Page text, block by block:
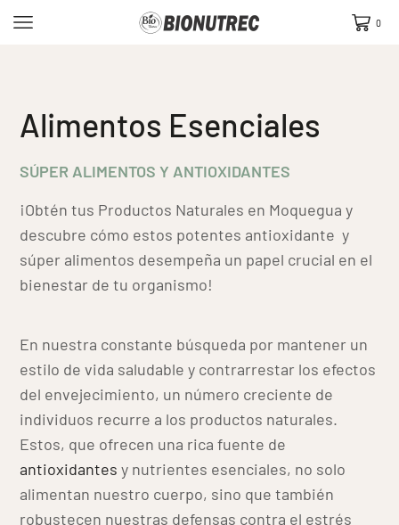
0
Alimentos Esenciales
SÚPER ALIMENTOS Y ANTIOXIDANTES
¡Obtén tus Productos Naturales en Moquegua y
descubre cómo estos potentes antioxidante y
súper alimentos desempeña un papel crucial en el
bienestar de tu organismo!
En nuestra constante búsqueda por mantener un
estilo de vida saludable y contrarrestar los efectos
del envejecimiento, un número creciente de
individuos recurre a los productos naturales.
Estos, que ofrecen una rica fuente de
antioxidantes y nutrientes esenciales, no solo
alimentan nuestro cuerpo, sino que también
robustecen nuestras defensas contra el estrés